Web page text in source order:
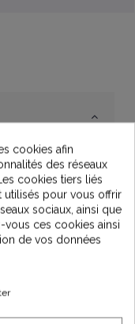
pour
pour offrir une
pour
cookies afin
des réseaux
cookies tiers liés
utilisés pour vous offrir
sociaux, ainsi que
ces cookies ainsi
de vos données